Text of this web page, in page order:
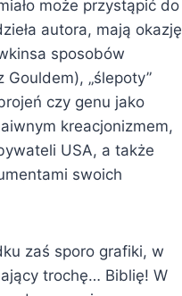
może przystąpić do
autora, mają okazję
sposobów
„ślepoty”
czy genu jako
kreacjonizmem,
USA, a także
swoich
zaś sporo grafiki, w
trochę… Biblię! W